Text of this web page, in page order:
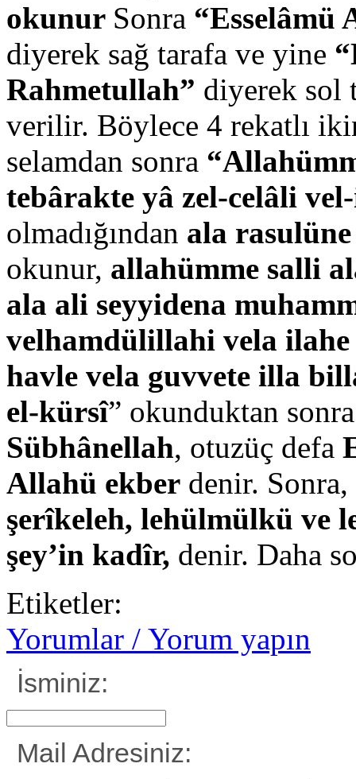
okunur Sonra “Esselâmü
diyerek sağ tarafa ve yine
Rahmetullah” diyerek sol
verilir. Böylece 4 rekatlı
selamdan sonra
tebârakte yâ zel-celâli
olmadığından ala
okunur, allahümme salli
ala ali seyyidena
velhamdülillahi vela
havle vela guvvete illa
el-kürsî” okunduktan
Sübhânellah, otuzüç defa
Allahü ekber denir. Sonra,
şerîkeleh, lehülmülkü ve
şey’in kadîr, denir. Daha
Etiketler:
Yorumlar / Yorum yapın
İsminiz:
Mail Adresiniz: